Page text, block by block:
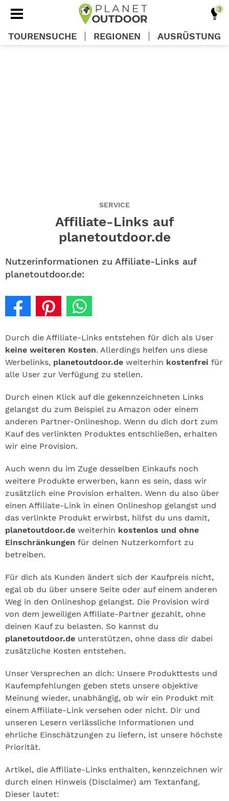
SERVICE
Affiliate-Links auf
planetoutdoor.de
Nutzerinformationen zu Affiliate-Links auf
planetoutdoor.de:
Durch die Affiliate-Links entstehen für dich als User
keine weiteren Kosten. Allerdings helfen uns diese
Werbelinks, planetoutdoor.de weiterhin kostenfrei für
alle User zur Verfügung zu stellen.
Durch einen Klick auf die gekennzeichneten Links
gelangst du zum Beispiel zu Amazon oder einem
anderen Partner-Onlineshop. Wenn du dich dort zum
Kauf des verlinkten Produktes entschließen, erhalten
wir eine Provision.
Auch wenn du im Zuge desselben Einkaufs noch
weitere Produkte erwerben, kann es sein, dass wir
zusätzlich eine Provision erhalten. Wenn du also über
einen Affiliate-Link in einen Onlineshop gelangst und
das verlinkte Produkt erwirbst, hilfst du uns damit,
planetoutdoor.de weiterhin kostenlos und ohne
Einschränkungen für deinen Nutzerkomfort zu
betreiben.
Für dich als Kunden ändert sich der Kaufpreis nicht,
egal ob du über unsere Seite oder auf einem anderen
Weg in den Onlineshop gelangst. Die Provision wird
von dem jeweiligen Affiliate-Partner gezahlt, ohne
deinen Kauf zu belasten. So kannst du
planetoutdoor.de unterstützen, ohne dass dir dabei
zusätzliche Kosten entstehen.
Unser Versprechen an dich: Unsere Produkttests und
Kaufempfehlungen geben stets unsere objektive
Meinung wieder, unabhängig, ob wir ein Produkt mit
einem Affiliate-Link versehen oder nicht. Dir und
unseren Lesern verlässliche Informationen und
ehrliche Einschätzungen zu liefern, ist unsere höchste
Priorität.
Artikel, die Affiliate-Links enthalten, kennzeichnen wir
durch einen Hinweis (Disclaimer) am Textanfang.
Dieser lautet:
TOURENSUCHE REGIONEN AUSRÜSTUNG
GEWINNEN
ALLE THEMEN
SHOP